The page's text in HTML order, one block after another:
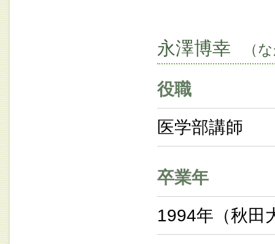
永澤博幸 （
役職
医学部講師
卒業年
1994年（秋田